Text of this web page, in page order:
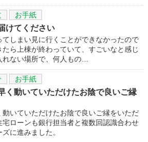
お手紙
けてください
てしまい見に行くことができなかったので
ら上棟が終わっていて、すごいなと感じ
ない場所で、何人もの…
お手紙
く動いていただけたお陰で良いご縁
いていただけたお陰で良いご縁をいただ
宅ローンも銀行担当者と複数回認識合わせ
に進みました。